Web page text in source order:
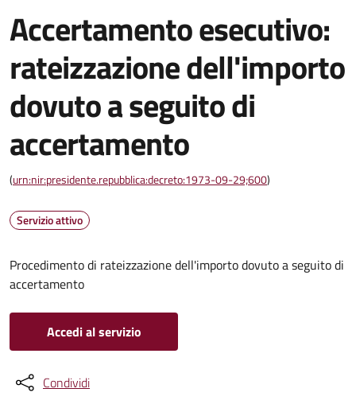
Accertamento esecutivo:
rateizzazione dell'importo
dovuto a seguito di
accertamento
(urn:nir:presidente.repubblica:decreto:1973-09-29;600)
Servizio attivo
Procedimento di rateizzazione dell'importo dovuto a seguito di
accertamento
Accedi al servizio
Condividi